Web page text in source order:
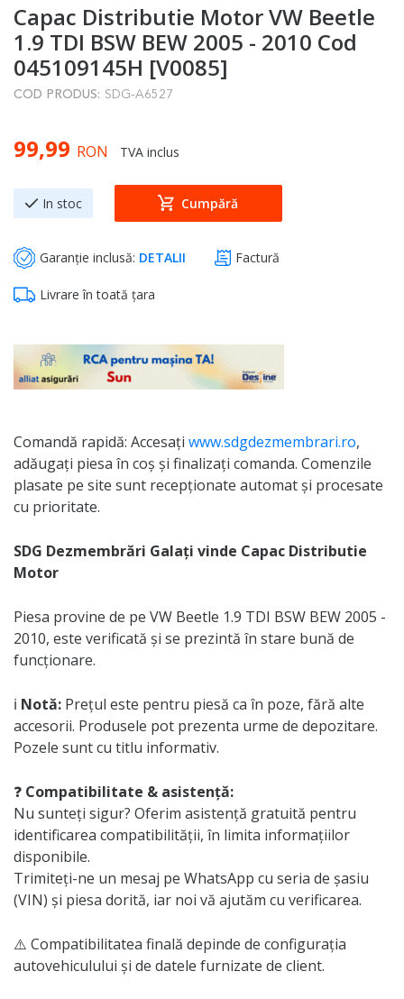
to
the
beginning
of
the
gallery
Capac Distributie Motor VW Beetle
1.9 TDI BSW BEW 2005 - 2010 Cod
045109145H [V0085]
COD PRODUS: SDG-A6527
99,99 RON TVA inclus
In stoc Cumpără
Garanție inclusă: DETALII Factură
Livrare în toată țara
Comandă rapidă: Accesați www.sdgdezmembrari.ro,
adăugați piesa în coș și finalizați comanda. Comenzile
plasate pe site sunt recepționate automat și procesate
cu prioritate.
SDG Dezmembrări Galați vinde Capac Distributie
Motor
Piesa provine de pe VW Beetle 1.9 TDI BSW BEW 2005 -
2010, este verificată și se prezintă în stare bună de
funcționare.
ℹ️ Notă: Prețul este pentru piesă ca în poze, fără alte
accesorii. Produsele pot prezenta urme de depozitare.
Pozele sunt cu titlu informativ.
❓ Compatibilitate & asistență:
Nu sunteți sigur? Oferim asistență gratuită pentru
identificarea compatibilității, în limita informațiilor
disponibile.
Trimiteți-ne un mesaj pe WhatsApp cu seria de șasiu
(VIN) și piesa dorită, iar noi vă ajutăm cu verificarea.
⚠️ Compatibilitatea finală depinde de configurația
autovehiculului și de datele furnizate de client.